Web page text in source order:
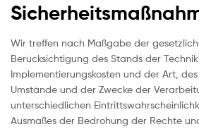
Wir treffen nach Maßgabe der
Berücksichtigung des Stands der
Implementierungskosten und der Art,
Umstände und der Zwecke der
unterschiedlichen
Ausmaßes der Bedrohung der Rechte